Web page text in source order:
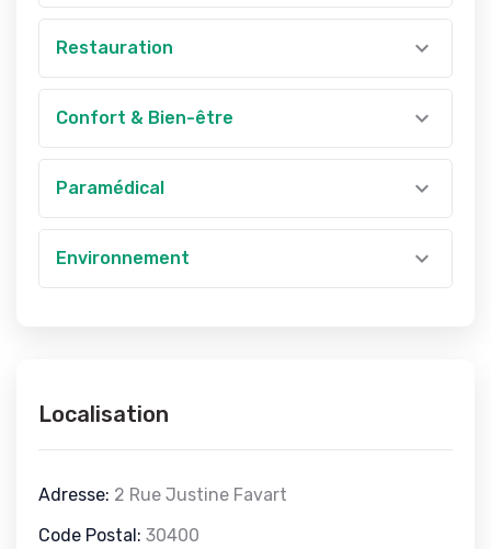
Restauration
Confort & Bien-être
Paramédical
Environnement
Localisation
Adresse: 2 Rue Justine Favart
Code Postal: 30400